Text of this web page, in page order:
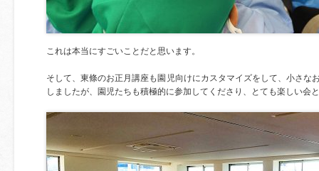
これは本当にすごいことだと思います。
そして、東條のお正月講座も園児向けにカスタマイズをして、小さな
しましたが、園児たちも積極的に参加してくださり、とても楽しい会